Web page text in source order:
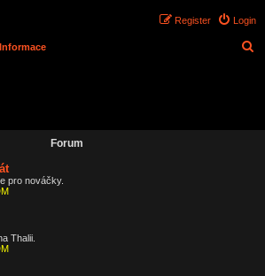
Login
Register
Informace
c
Forum
pro nováčky.
Thalii.